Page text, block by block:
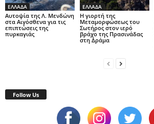
ΕΛΛΑΔΑ
Αυτοψία της Λ. Μενδώνη
στα Αιγόσθενα για τις
επιπτώσεις της
πυρκαγιάς
ΕΛΛΑΔΑ
Η γιορτή της
Μεταμορφώσεως του
Σωτήρος στον ιερό
βράχο της Πρασινάδας
στη Δράμα
Follow Us